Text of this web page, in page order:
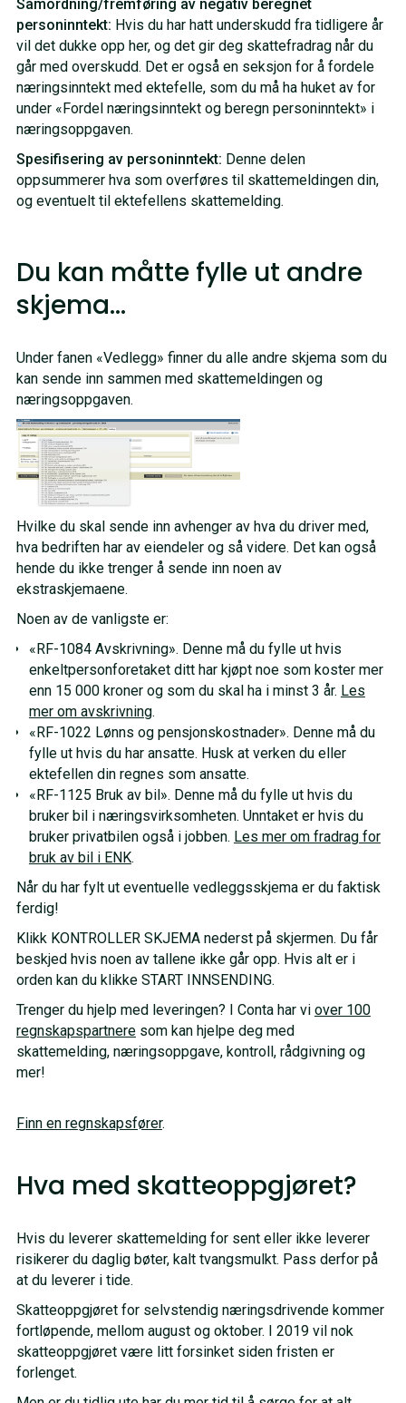
Samordning/fremføring av negativ beregnet
personinntekt: Hvis du har hatt underskudd fra tidligere år
vil det dukke opp her, og det gir deg skattefradrag når du
går med overskudd. Det er også en seksjon for å fordele
næringsinntekt med ektefelle, som du må ha huket av for
under «Fordel næringsinntekt og beregn personinntekt» i
næringsoppgaven.
Spesifisering av personinntekt: Denne delen
oppsummerer hva som overføres til skattemeldingen din,
og eventuelt til ektefellens skattemelding.
Du kan måtte fylle ut andre
skjema…
Under fanen «Vedlegg» finner du alle andre skjema som du
kan sende inn sammen med skattemeldingen og
næringsoppgaven.
Hvilke du skal sende inn avhenger av hva du driver med,
hva bedriften har av eiendeler og så videre. Det kan også
hende du ikke trenger å sende inn noen av
ekstraskjemaene.
Noen av de vanligste er:
«RF-1084 Avskrivning». Denne må du fylle ut hvis
enkeltpersonforetaket ditt har kjøpt noe som koster mer
enn 15 000 kroner og som du skal ha i minst 3 år. Les
mer om avskrivning.
«RF-1022 Lønns og pensjonskostnader». Denne må du
fylle ut hvis du har ansatte. Husk at verken du eller
ektefellen din regnes som ansatte.
«RF-1125 Bruk av bil». Denne må du fylle ut hvis du
bruker bil i næringsvirksomheten. Unntaket er hvis du
bruker privatbilen også i jobben. Les mer om fradrag for
bruk av bil i ENK.
Når du har fylt ut eventuelle vedleggsskjema er du faktisk
ferdig!
Klikk KONTROLLER SKJEMA nederst på skjermen. Du får
beskjed hvis noen av tallene ikke går opp. Hvis alt er i
orden kan du klikke START INNSENDING.
Trenger du hjelp med leveringen? I Conta har vi over 100
regnskapspartneresom kan hjelpe deg med
skattemelding, næringsoppgave, kontroll, rådgivning og
mer!
Finn en regnskapsfører.
Hva med skatteoppgjøret?
Hvis du leverer skattemelding for sent eller ikke leverer
risikerer du daglig bøter, kalt tvangsmulkt. Pass derfor på
at du leverer i tide.
Skatteoppgjøret for selvstendig næringsdrivende kommer
fortløpende, mellom august og oktober. I 2019 vil nok
skatteoppgjøret være litt forsinket siden fristen er
forlenget.